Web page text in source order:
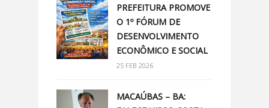
PREFEITURA PROMOVE
O 1º FÓRUM DE
DESENVOLVIMENTO
ECONÔMICO E SOCIAL
25 FEB 2026
MACAÚBAS – BA: